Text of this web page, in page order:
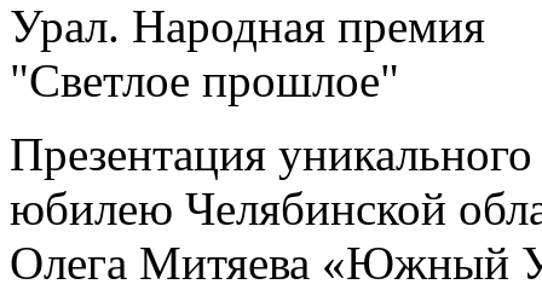
Презентация
юбилею Челябинской
Олега Митяева «Южный